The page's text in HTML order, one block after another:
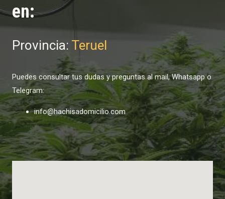
en:
Provincia: Teruel
Puedes consultar tus dudas y preguntas al mail, Whatsapp o
Telegram:
info@hachisadomicilio.com